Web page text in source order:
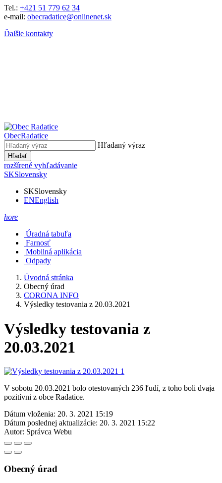
Tel.: +421 51 779 62 34
e-mail: obecradatice@onlinenet.sk
Ďalšie kontakty
ObecRadatice
Hľadaný výraz
Hľadať
rozšírené vyhľadávanie
SKSlovensky
SKSlovensky
ENEnglish
hore
Úradná tabuľa
Farnosť
Mobilná aplikácia
Odpady
Úvodná stránka
Obecný úrad
CORONA INFO
Výsledky testovania z 20.03.2021
Výsledky testovania z
20.03.2021
V sobotu 20.03.2021 bolo otestovaných 236 ľudí, z toho boli dvaja
pozitívni z obce Radatice.
Dátum vloženia: 20. 3. 2021 15:19
Dátum poslednej aktualizácie: 20. 3. 2021 15:22
Autor: Správca Webu
Obecný úrad